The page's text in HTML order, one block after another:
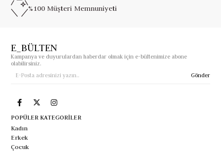
%100 Müşteri Memnuniyeti
E_BÜLTEN
Kampanya ve duyurulardan haberdar olmak için e-bültenimize abone
olabilirsiniz.
Gönder
POPÜLER KATEGORİLER
Kadın
Erkek
Çocuk